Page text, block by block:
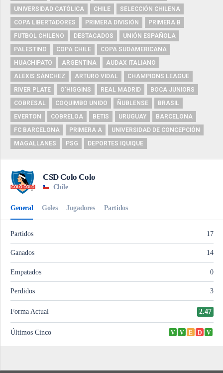
UNIVERSIDAD CATÓLICA
CHILE
SELECCIÓN CHILENA
COPA LIBERTADORES
PRIMERA DIVISIÓN
PRIMERA B
FUTBOL CHILENO
DESTACADOS
UNIÓN ESPAÑOLA
PALESTINO
COPA CHILE
COPA SUDAMERICANA
HUACHIPATO
ARGENTINA
AUDAX ITALIANO
ALEXIS SÁNCHEZ
ARTURO VIDAL
CHAMPIONS LEAGUE
RIVER PLATE
O'HIGGINS REAL MADRID
BOCA JUNIORS
COBRESAL
COQUIMBO UNIDO ÑUBLENSE
BRASIL
EVERTON
COBRELOA BETIS URUGUAY
BARCELONA
FC BARCELONA
PRIMERA A
UNIVERSIDAD DE CONCEPCIÓN
MAGALLANES
PSG DEPORTES IQUIQUE